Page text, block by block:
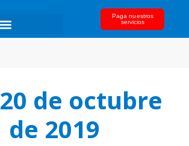
Paga nuestros
servicios
20 de octubre
de 2019